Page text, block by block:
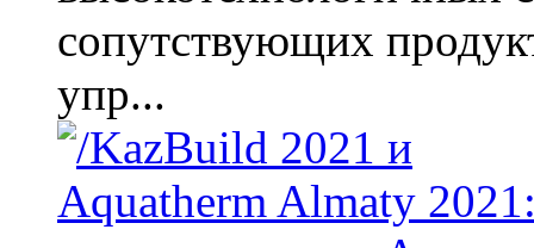
сопутствующих
упр...